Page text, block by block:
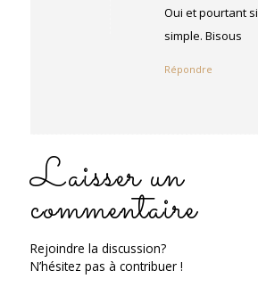
Oui et pourtant si
simple. Bisous
Répondre
Laisser un
commentaire
Rejoindre la discussion?
N’hésitez pas à contribuer !